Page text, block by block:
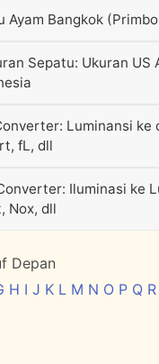
Ayam Bangkok
Sepatu: Ukuran US
Luminansi ke
fL, dll
Iluminasi ke
Nox, dll
Depan
H I J K L M N O P Q R